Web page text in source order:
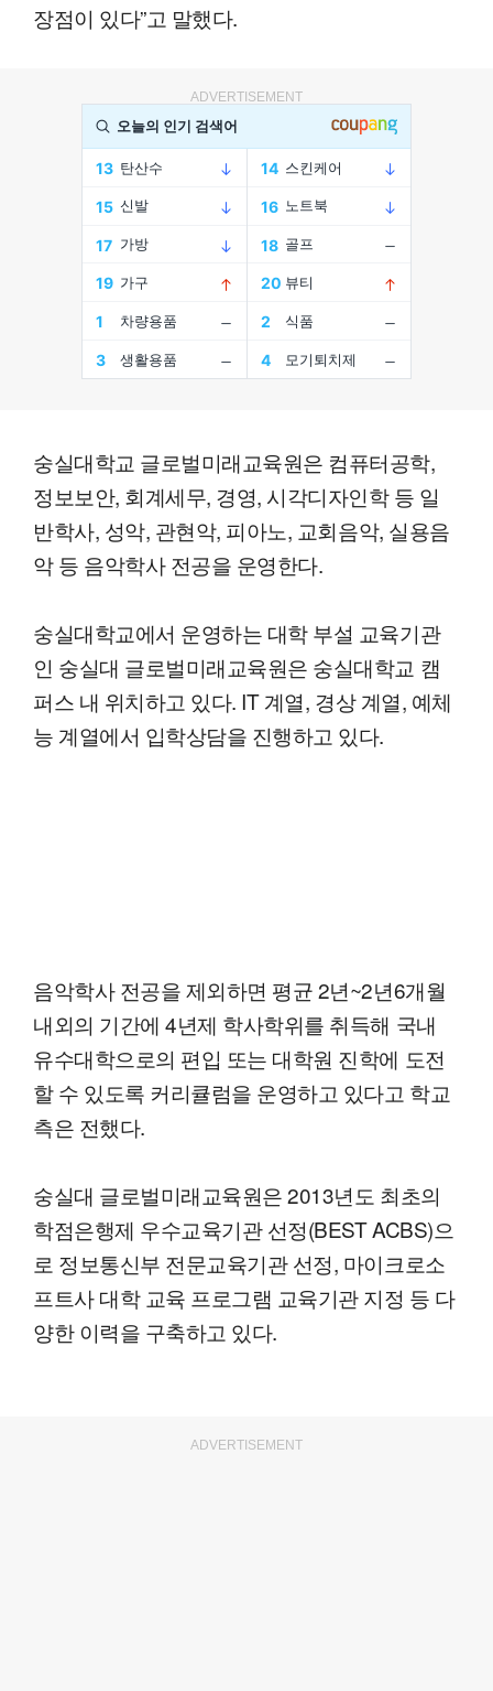
장점이 있다”고 말했다.
ADVERTISEMENT
숭실대학교 글로벌미래교육원은 컴퓨터공학,
정보보안, 회계세무, 경영, 시각디자인학 등 일
반학사, 성악, 관현악, 피아노, 교회음악, 실용음
악 등 음악학사 전공을 운영한다.
숭실대학교에서 운영하는 대학 부설 교육기관
인 숭실대 글로벌미래교육원은 숭실대학교 캠
퍼스 내 위치하고 있다. IT 계열, 경상 계열, 예체
능 계열에서 입학상담을 진행하고 있다.
음악학사 전공을 제외하면 평균 2년~2년6개월
내외의 기간에 4년제 학사학위를 취득해 국내
유수대학으로의 편입 또는 대학원 진학에 도전
할 수 있도록 커리큘럼을 운영하고 있다고 학교
측은 전했다.
숭실대 글로벌미래교육원은 2013년도 최초의
학점은행제 우수교육기관 선정(BEST ACBS)으
로 정보통신부 전문교육기관 선정, 마이크로소
프트사 대학 교육 프로그램 교육기관 지정 등 다
양한 이력을 구축하고 있다.
ADVERTISEMENT